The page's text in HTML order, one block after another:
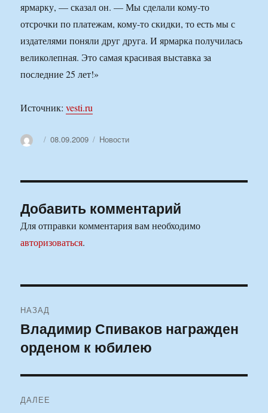
ярмарку, — сказал он. — Мы сделали кому-то
отсрочки по платежам, кому-то скидки, то есть мы с
издателями поняли друг друга. И ярмарка получилась
великолепная. Это самая красивая выставка за
последние 25 лет!»
Источник:vesti.ru
АвторОпубликовано
08.09.2009 Рубрики
Новости
Добавить комментарий
Для отправки комментария вам необходимо
авторизоваться.
по
записям
НАЗАД
Предыдущая
запись:
Владимир Спиваков награжден
орденом к юбилею
ДАЛЕЕ